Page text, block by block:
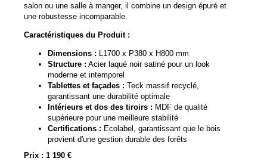
salon ou une salle à manger, il combine un design épuré et
une robustesse incomparable.
Caractéristiques du Produit :
Dimensions : L1700 x P380 x H800 mm
Structure : Acier laqué noir satiné pour un look
moderne et intemporel
Tablettes et façades : Teck massif recyclé,
garantissant une durabilité optimale
Intérieurs et dos des tiroirs : MDF de qualité
supérieure pour une meilleure stabilité
Certifications : Ecolabel, garantissant que le bois
provient d'une gestion durable des forêts
Prix : 1 190 €